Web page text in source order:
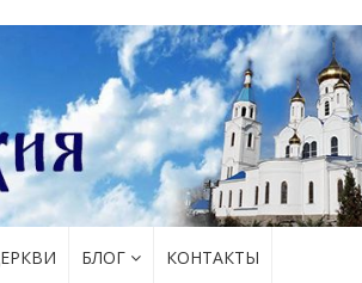
БЛОГ КОНТАКТЫ